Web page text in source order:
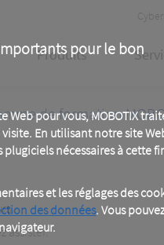
pour le bon
pour vous, MOBOTIX
En utilisant notre site
nécessaires à cette
et les réglages des
des données. Vous
Produits
de formation
assister.